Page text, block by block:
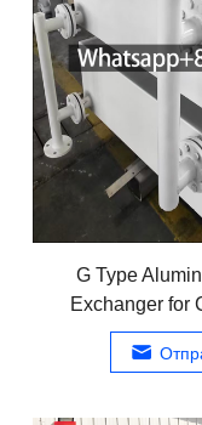
G Type
Exchanger for